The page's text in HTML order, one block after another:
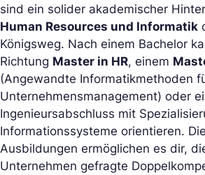
sind ein solider akademischer
Human Resources und Informatik
Königsweg. Nach einem Bachelor
Richtung Master in HR, einem
(Angewandte Informatikmethoden
Unternehmensmanagement) oder
Ingenieursabschluss mit
Informationssysteme orientieren.
Ausbildungen ermöglichen es dir,
Unternehmen gefragte